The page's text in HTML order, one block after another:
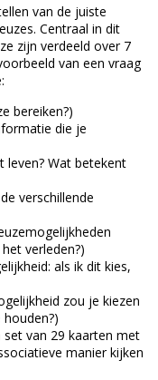
van de juiste
Centraal in dit
zijn verdeeld over 7
van een vraag
bereiken?)
die je
leven? Wat betekent
verschillende
verleden?)
als ik dit kies,
zou je kiezen
van 29 kaarten met
manier kijken